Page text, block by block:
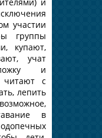
и
участии
группы
купают,
учат
и
читают с
лепить
в